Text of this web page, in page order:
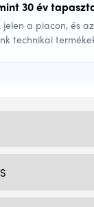
30 év
a piacon, és
technikai